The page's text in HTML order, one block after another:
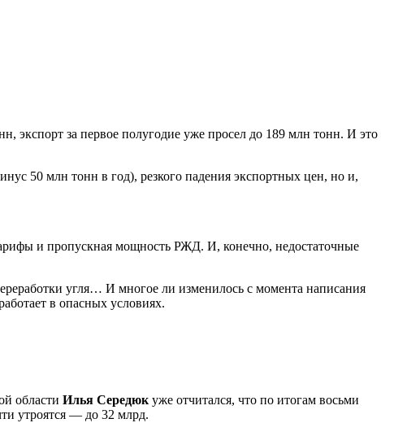
экспорт за первое полугодие уже просел до 189 млн тонн. И это
50 млн тонн в год), резкого падения экспортных цен, но и,
и пропускная мощность РЖД. И, конечно, недостаточные
угля… И многое ли изменилось с момента написания
в опасных условиях.
области Илья Середюк уже отчитался, что по итогам восьми
утроятся — до 32 млрд.